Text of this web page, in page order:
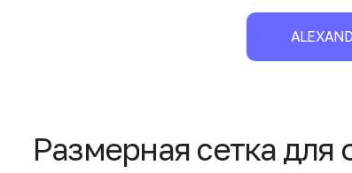
Размерная сетка для